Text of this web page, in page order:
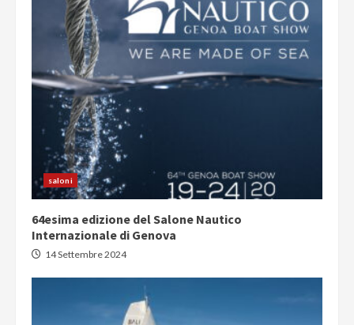
saloni
64esima edizione del Salone Nautico
Internazionale di Genova
14 Settembre 2024